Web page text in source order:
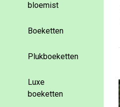
bloemist
Boeketten
Plukboeketten
Luxe
boeketten